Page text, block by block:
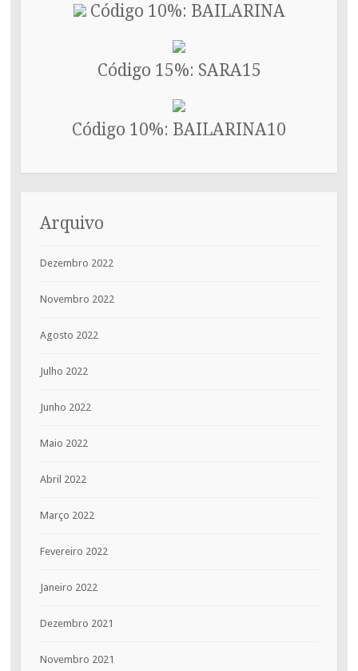
Código 10%: BAILARINA
Código 15%: SARA15
Código 10%: BAILARINA10
Arquivo
Dezembro 2022
Novembro 2022
Agosto 2022
Julho 2022
Junho 2022
Maio 2022
Abril 2022
Março 2022
Fevereiro 2022
Janeiro 2022
Dezembro 2021
Novembro 2021